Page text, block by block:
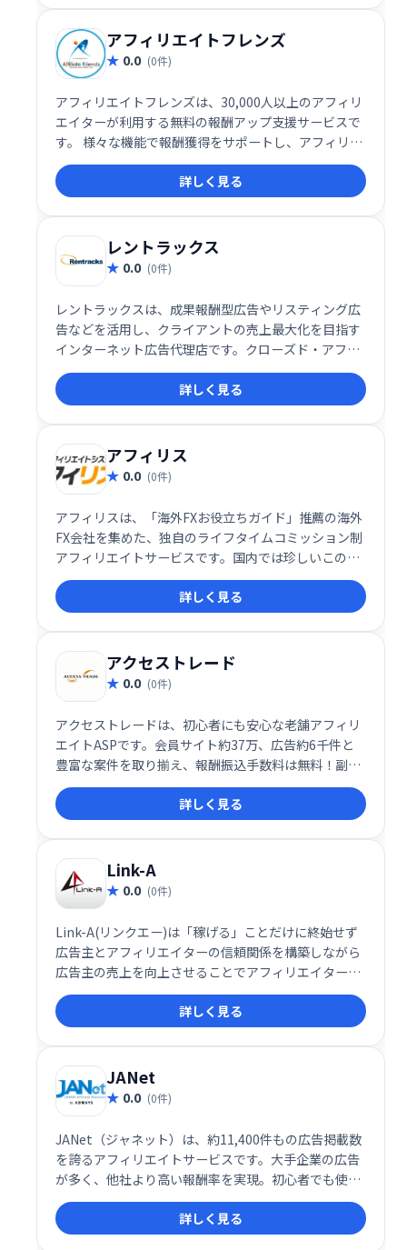
アフィリエイトフレンズ
0.0 (0件)
アフィリエイトフレンズは、30,000人以上のアフィリ
エイターが利用する無料の報酬アップ支援サービスで
す。 様々な機能で報酬獲得をサポートし、アフィリエ
イト活動の効率化を促進します。 無料で利用でき、手
軽に始められるので、初心者からベテランまで幅広く
活用できます。アフィリエイト活動の成功を支援しま
す。
詳しく見る
レントラックス
0.0 (0件)
レントラックスは、成果報酬型広告やリスティング広
告などを活用し、クライアントの売上最大化を目指す
インターネット広告代理店です。クローズド・アフィ
リエイトネットワークによるASP事業も展開してお
り、効果的な広告戦略でビジネス成長をサポートしま
す。
詳しく見る
アフィリス
0.0 (0件)
アフィリスは、「海外FXお役立ちガイド」推薦の海外
FX会社を集めた、独自のライフタイムコミッション制
アフィリエイトサービスです。国内では珍しいこのシ
ステムにより、長期的な収益獲得を目指せます。
詳しく見る
アクセストレード
0.0 (0件)
アクセストレードは、初心者にも安心な老舗アフィリ
エイトASPです。会員サイト約37万、広告約6千件と
豊富な案件を取り揃え、報酬振込手数料は無料！副収
入獲得を目指すなら、充実のサポート体制と豊富な情
報で成功へ導くアクセストレードをご利用ください。
詳しく見る
Link-A
0.0 (0件)
Link-A(リンクエー)は「稼げる」ことだけに終始せず
広告主とアフィリエイターの信頼関係を構築しながら
広告主の売上を向上させることでアフィリエイターの
存在意義を高めることをミッションとしています。
詳しく見る
JANet
0.0 (0件)
JANet（ジャネット）は、約11,400件もの広告掲載数
を誇るアフィリエイトサービスです。大手企業の広告
が多く、他社より高い報酬率を実現。初心者でも使い
やすいインターフェースで、ブログ運営者にも最適で
す。多くの広告の中から、最適な案件を見つけ、収益
化を目指しましょう。
詳しく見る